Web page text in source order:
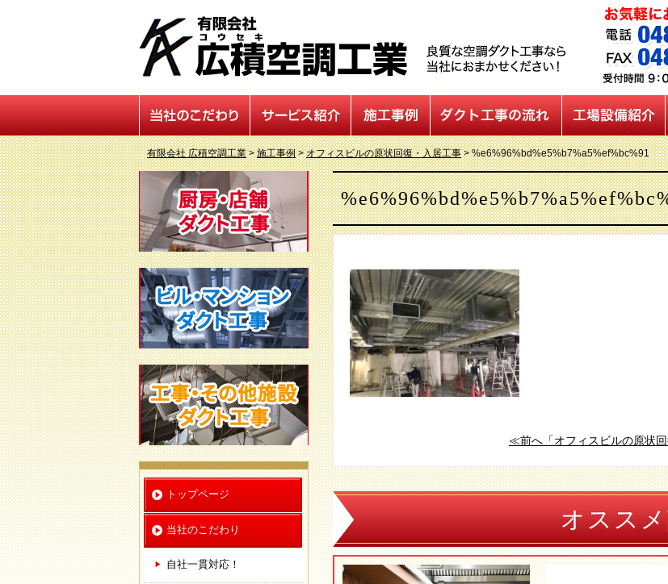
有限会社 広積空調工業>施工事例>オフィスビルの原状回復・入居工事>%e6%96%bd%e5%b7%a5%ef%bc%91
≪前へ「オフィスビルの原状回
オスス
トップページ
当社のこだわり
自社一貫対応！